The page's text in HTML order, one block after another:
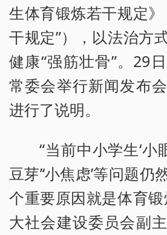
生体育锻炼若干规定
干规定”），以法治方
健康“强筋壮骨”。29
常委会举行新闻发布
进行了说明。
“当前中小学生‘小
豆芽’‘小焦虑’等问题
个重要原因就是体育锻
大社会建设委员会副